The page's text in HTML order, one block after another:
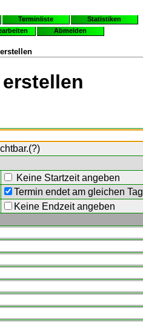
Terminliste
Statistiken
Abmelden
?)
Keine Startzeit angeben
Termin endet am gleichen Tag
Keine Endzeit angeben